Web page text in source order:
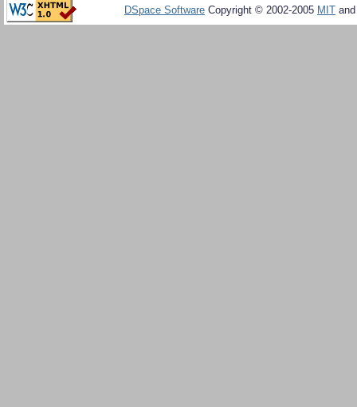
DSpace Software Copyright © 2002-2005 MIT